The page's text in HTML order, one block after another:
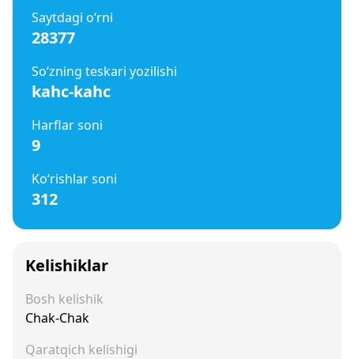
Saytdagi o‘rni
28377
So‘zning teskari yozilishi
kahc-kahc
Harflar soni
9
Ko‘rishlar soni
312
Kelishiklar
Bosh kelishik
Chak-Chak
Qaratqich kelishigi